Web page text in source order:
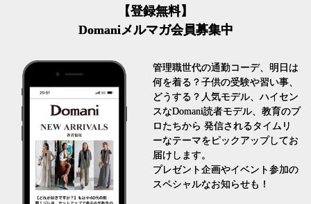
【登録無料】
Domaniメルマガ会員募集中
管理職世代の通勤コーデ、明日は
何を着る？子供の受験や習い事、
どうする？人気モデル、ハイセン
スなDomani読者モデル、教育のプ
ロたちから 発信されるタイムリ
ーなテーマをピックアップしてお
届けします。
プレゼント企画やイベント参加の
スペシャルなお知らせも！